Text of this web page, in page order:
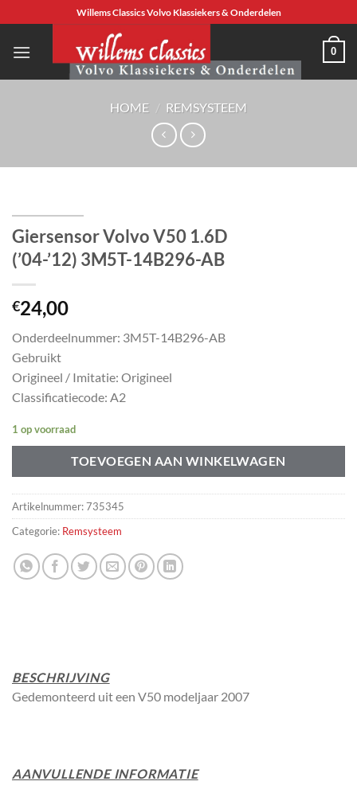
naar
inhoud
Willems Classics Volvo Klassiekers & Onderdelen
0
HOME / REMSYSTEEM
Giersensor Volvo V50 1.6D
(’04-’12) 3M5T-14B296-AB
€24,00
Onderdeelnummer: 3M5T-14B296-AB
Gebruikt
Origineel / Imitatie: Origineel
Classificatiecode: A2
1 op voorraad
TOEVOEGEN AAN WINKELWAGEN
Artikelnummer:735345
Categorie: Remsysteem
BESCHRIJVING
Gedemonteerd uit een V50 modeljaar 2007
AANVULLENDE INFORMATIE